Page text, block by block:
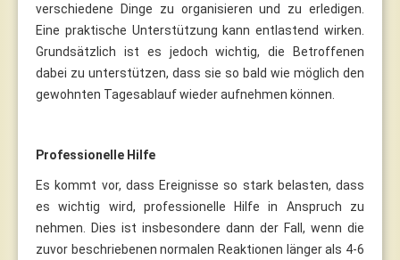
verschiedene Dinge zu organisieren und zu erledigen.
Eine praktische Unterstützung kann entlastend wirken.
Grundsätzlich ist es jedoch wichtig, die Betroffenen
dabei zu unterstützen, dass sie so bald wie möglich den
gewohnten Tagesablauf wieder aufnehmen können.
Professionelle Hilfe
Es kommt vor, dass Ereignisse so stark belasten, dass
es wichtig wird, professionelle Hilfe in Anspruch zu
nehmen. Dies ist insbesondere dann der Fall, wenn die
zuvor beschriebenen normalen Reaktionen länger als 4-6